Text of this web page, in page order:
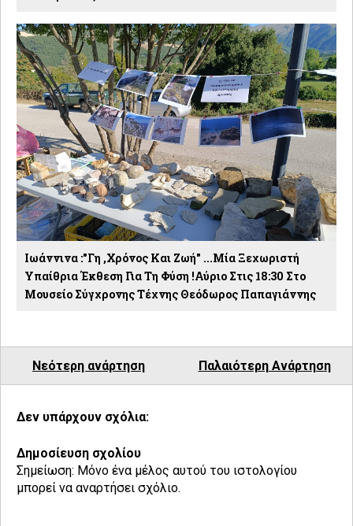
Ιωάννινα :"Γη ,χρόνος Και Ζωή" ...Μία Ξεχωριστή
Υπαίθρια Έκθεση Για Τη Φύση !Αύριο Στις 18:30 Στο
Μουσείο Σύγχρονης Τέχνης Θεόδωρος Παπαγιάννης
Νεότερη ανάρτηση Παλαιότερη Ανάρτηση
Δεν υπάρχουν σχόλια:
Δημοσίευση σχολίου
Σημείωση: Μόνο ένα μέλος αυτού του ιστολογίου
μπορεί να αναρτήσει σχόλιο.